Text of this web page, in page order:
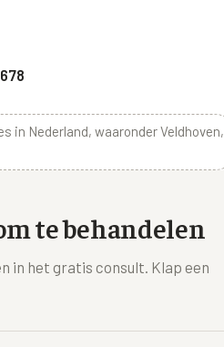
in Nederland, waaronder Veldhoven,
te behandelen
in het gratis consult. Klap een